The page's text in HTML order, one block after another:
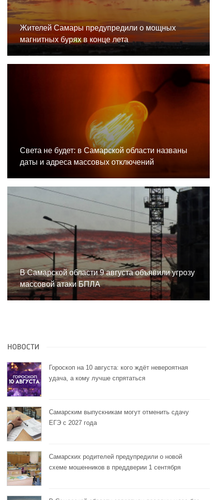
Жителей Самары предупредили о мощных
магнитных бурях в конце лета
Света не будет: в Самарской области названы
даты и адреса массовых отключений
В Самарской области 9 августа объявили угрозу
массовой атаки БПЛА
НОВОСТИ
Гороскоп на 10 августа: кого ждёт невероятная
удача, а кому лучше спрятаться
Самарским выпускникам могут отменить сдачу
ЕГЭ с 2027 года
Самарских родителей предупредили о новой
схеме мошенников в преддверии 1 сентября